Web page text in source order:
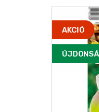
AKCIÓ